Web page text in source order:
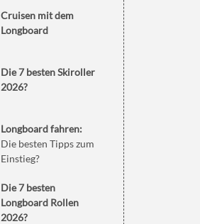
Cruisen mit dem
Longboard
Die 7 besten Skiroller
2026?
Longboard fahren:
Die besten Tipps zum
Einstieg?
Die 7 besten
Longboard Rollen
2026?